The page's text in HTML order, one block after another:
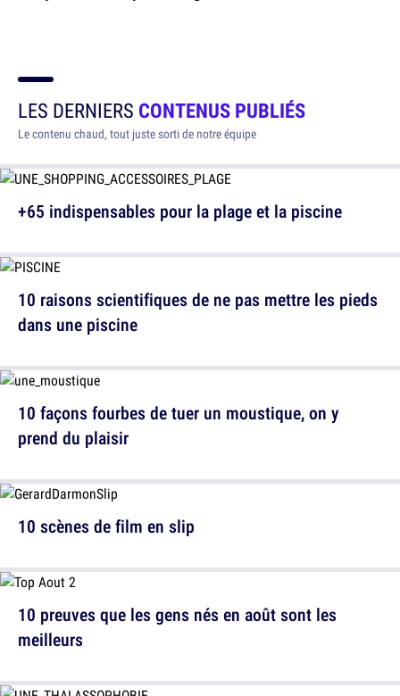
LES DERNIERS CONTENUS PUBLIÉS
Le contenu chaud, tout juste sorti de notre équipe
+65 indispensables pour la plage et la piscine
10 façons fourbes de tuer un moustique, on y
prend du plaisir
10 preuves que les gens nés en août sont les
meilleurs
10 raisons scientifiques de ne pas mettre les pieds
dans une piscine
10 scènes de film en slip